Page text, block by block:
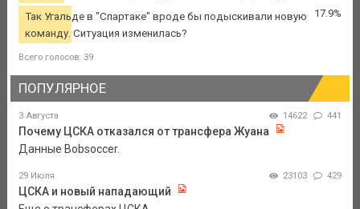
Так Угальде в "Спартаке" вроде бы подыскивали новую
команду. Ситуация изменилась?
17.9%
Всего голосов: 39
ПОПУЛЯРНОЕ
3 Августа 14622 441
Почему ЦСКА отказался от трансфера Жуана
Данные Bobsoccer.
29 Июля 23103 429
ЦСКА и новый нападающий